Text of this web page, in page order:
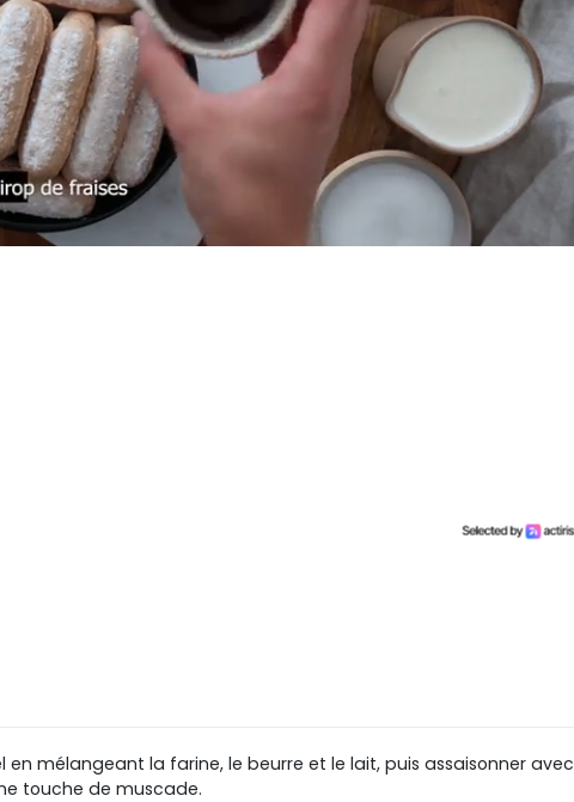
en mélangeant la farine, le beurre et le lait, puis assaisonner avec
touche de muscade.